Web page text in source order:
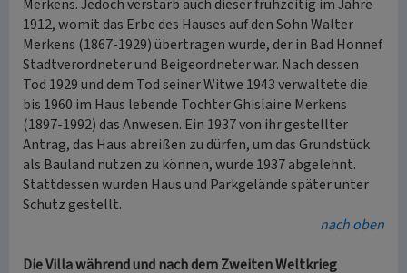
Merkens. Jedoch verstarb auch dieser frühzeitig im Jahre
1912, womit das Erbe des Hauses auf den Sohn Walter
Merkens (1867-1929) übertragen wurde, der in Bad Honnef
Stadtverordneter und Beigeordneter war. Nach dessen
Tod 1929 und dem Tod seiner Witwe 1943 verwaltete die
bis 1960 im Haus lebende Tochter Ghislaine Merkens
(1897-1992) das Anwesen. Ein 1937 von ihr gestellter
Antrag, das Haus abreißen zu dürfen, um das Grundstück
als Bauland nutzen zu können, wurde 1937 abgelehnt.
Stattdessen wurden Haus und Parkgelände später unter
Schutz gestellt.
nach oben
Die Villa während und nach dem Zweiten Weltkrieg